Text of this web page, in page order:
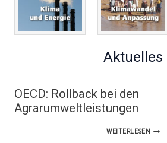
Aktuelles
OECD: Rollback bei den
Agrarumweltleistungen
WEITERLESENOECD: